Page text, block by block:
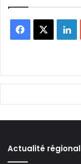
Facebook
Actualité